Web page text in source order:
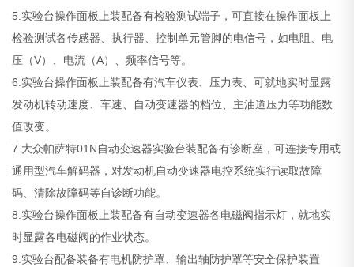
5.实验台操作面板上装配备有检验测试端子，可直接在操作面板上
检验测试各传感器、执行器、控制单元管脚的电信号，如电阻、电
压（V）、电流（A）、频率信号等。
6.实验台操作面板上装配备有汽车仪表、压力表、可就地实时显露
发动机转动速度、车速、自动变速器的档位、主油道压力等功能数
值改变。
7.大众帕萨特01N自动变速器实验台装配备有诊断座，可连接专用或
通用型汽车解码器，对发动机自动变速器电控系统实行读取故障
码、清除故障码等自诊断功能。
8.实验台操作面板上装配备有自动变速器各电磁阀指示灯，就地实
时显露各电磁阀的作业状态。
9.实验台配备装备有电机防护罩、输出轴防护罩等安全保护装置